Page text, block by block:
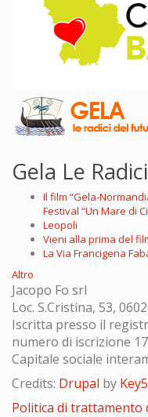
Gela Le
Il film “Gela-
Festival “Un Mare di
Leopoli
Vieni alla prima del
La Via Francigena
Altro
Jacopo Fo srl
Loc. S.Cristina, 53,
Iscritta presso il
numero di iscrizione
Capitale sociale
Credits: Drupal by
Politica di trattamento